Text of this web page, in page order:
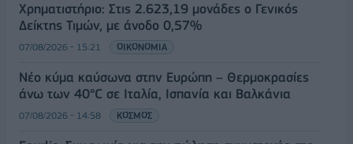
Χρηματιστήριο: Στις 2.623,19 μονάδες ο Γενικός
Δείκτης Τιμών, με άνοδο 0,57%
07/08/2026 - 15:21 ΟΙΚΟΝΟΜΙΑ
Νέο κύμα καύσωνα στην Ευρώπη – Θερμοκρασίες
άνω των 40°C σε Ιταλία, Ισπανία και Βαλκάνια
07/08/2026 - 14:58 ΚΟΣΜΟΣ